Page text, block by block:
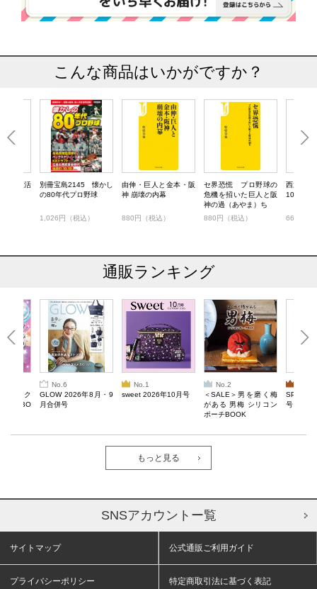
こんな商品はいかがですか？
虎復活
別冊宝島2145 懐かし
の80年代プロ野球
1,026円（税込）
由伸・巨人と金本・阪
神 崩壊の内幕
880円（税込）
セ界恐慌 プロ野球の
危機を招いた巨人と阪
神の過（あやま）ち
880円（税込）
西武と巨
10年戦争
660円（
通販ランキング
るスク
ぷにBO
No.6
GLOW 2026年8月・9
月合併号
No.1
sweet 2026年10月号
No.2
＜SALE＞男を磨く梅
がある 男梅 シリコン
ポーチBOOK
号
もっと見る
SNSアカウントー覧
サイトマップ 公式通販ご利用ガイド
プライバシーポリシー 特定商取引法に基づく表記